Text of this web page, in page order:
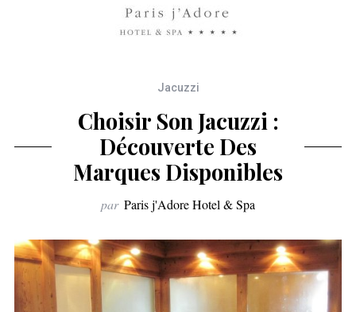
Jacuzzi
Choisir Son Jacuzzi :
Découverte Des
Marques Disponibles
par Paris j'Adore Hotel & Spa